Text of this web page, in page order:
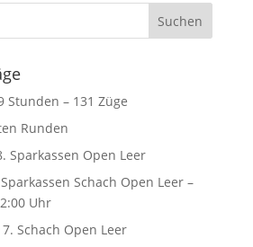
Stunden – 131 Züge
Runden
Sparkassen Open Leer
Schach Open Leer –
Uhr
Schach Open Leer